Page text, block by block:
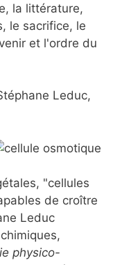
la littérature,
le sacrifice, le
et l'ordre du
Leduc,
"cellules
de croître
Leduc
physico-